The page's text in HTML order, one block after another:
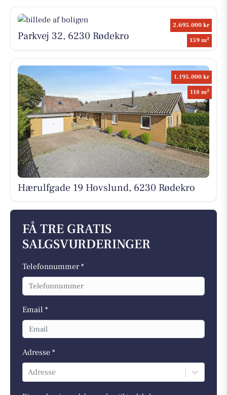
2.695.000 kr
159 m2
Parkvej 32, 6230 Rødekro
1.195.000 kr
118 m2
Hærulfgade 19 Hovslund, 6230 Rødekro
FÅ TRE GRATIS
SALGSVURDERINGER
Telefonnummer *
Email *
Adresse *
Adresse